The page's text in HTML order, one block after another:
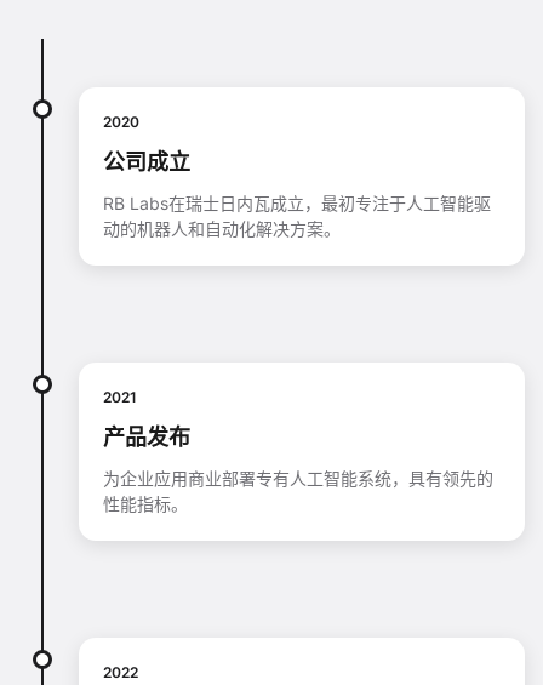
2020
公司成立
RB Labs在瑞士日内瓦成立，最初专注于人工智能驱
动的机器人和自动化解决方案。
2021
产品发布
为企业应用商业部署专有人工智能系统，具有领先的
性能指标。
2022